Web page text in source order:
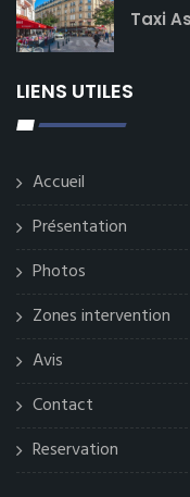
Taxi
LIENS UTILES
Accueil
Présentation
Photos
Zones intervention
Avis
Contact
Reservation